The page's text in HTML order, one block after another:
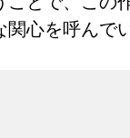
心を呼んで